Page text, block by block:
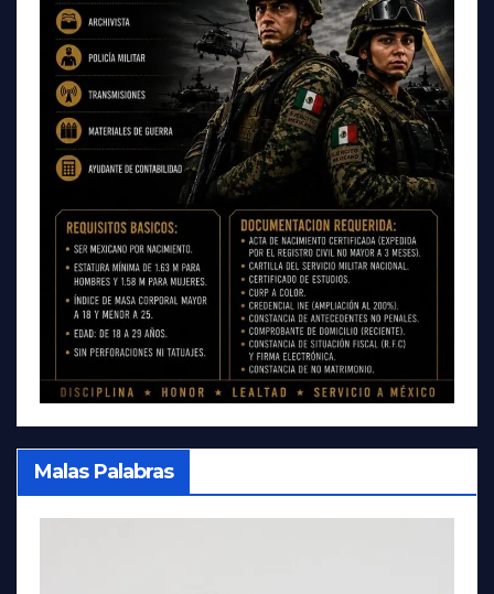
Malas Palabras